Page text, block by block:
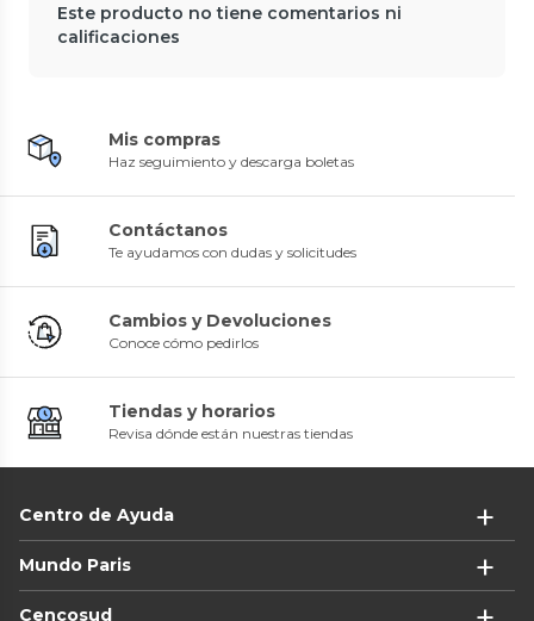
Este producto no tiene comentarios ni
calificaciones
Mis compras
Haz seguimiento y descarga boletas
Contáctanos
Te ayudamos con dudas y solicitudes
Cambios y Devoluciones
Conoce cómo pedirlos
Tiendas y horarios
Revisa dónde están nuestras tiendas
Centro de Ayuda
Mundo Paris
Cencosud